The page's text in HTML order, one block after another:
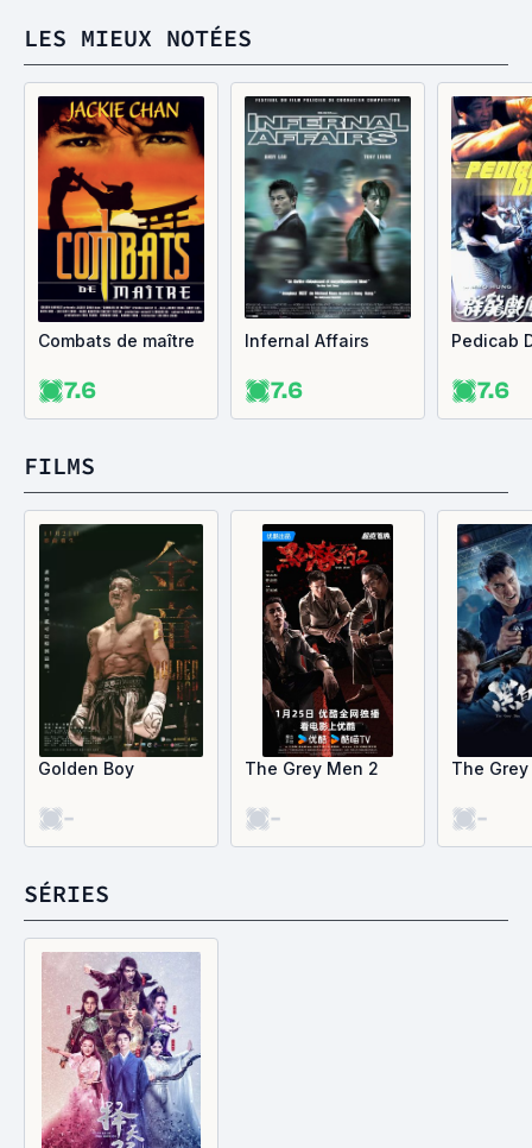
LES MIEUX NOTÉES
Combats de maître
7.6
Infernal Affairs
7.6
Pedicab
7.6
FILMS
Golden Boy
-
The Grey Men 2
-
The
-
SÉRIES